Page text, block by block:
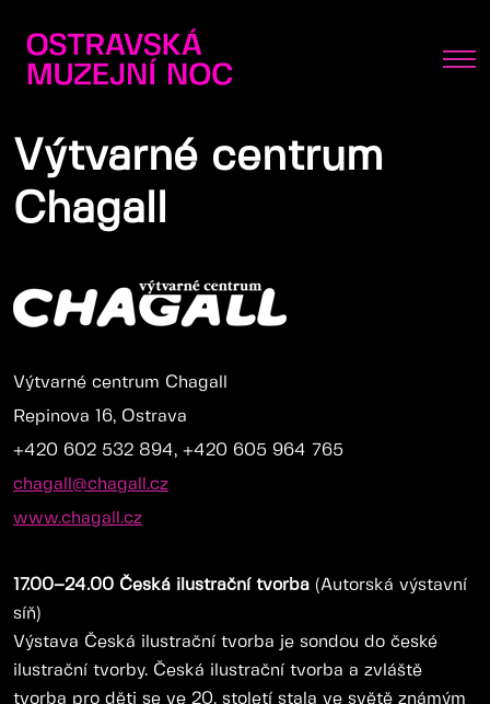
Výtvarné centrum
Chagall
Výtvarné centrum Chagall
Repinova 16, Ostrava
+420 602 532 894, +420 605 964 765
chagall@chagall.cz
www.chagall.cz
17.00–24.00 Česká ilustrační tvorba (Autorská výstavní
síň)
Výstava Česká ilustrační tvorba je sondou do české
ilustrační tvorby. Česká ilustrační tvorba a zvláště
tvorba pro děti se ve 20. století stala ve světě známým